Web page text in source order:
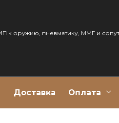
к оружию, пневматику, ММГ и
Доставка Оплата